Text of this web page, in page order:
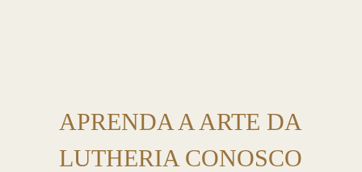
APRENDA A ARTE DA
LUTHERIA CONOSCO